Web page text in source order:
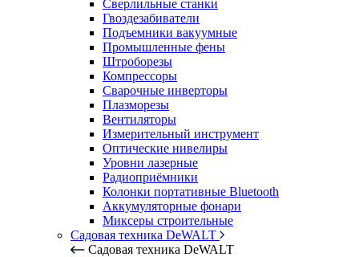
Сверлильные станки
Гвоздезабиватели
Подъемники вакуумные
Промышленные фены
Штроборезы
Компрессоры
Сварочные инверторы
Плазморезы
Вентиляторы
Измерительный инструмент
Оптические нивелиры
Уровни лазерные
Радиоприёмники
Колонки портативные Bluetooth
Аккумуляторные фонари
Миксеры строительные
Садовая техника DeWALT
Садовая техника DeWALT